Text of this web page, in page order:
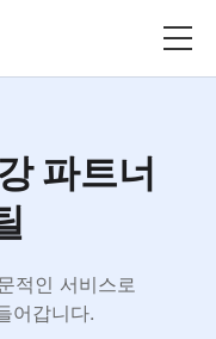
파트너
적인 서비스로
어갑니다.